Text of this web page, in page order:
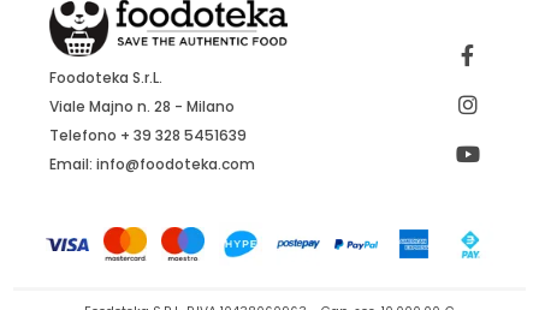
Foodoteka S.r.L.
Viale Majno n. 28 - Milano
Telefono + 39 328 5451639
Email:info@foodoteka.com